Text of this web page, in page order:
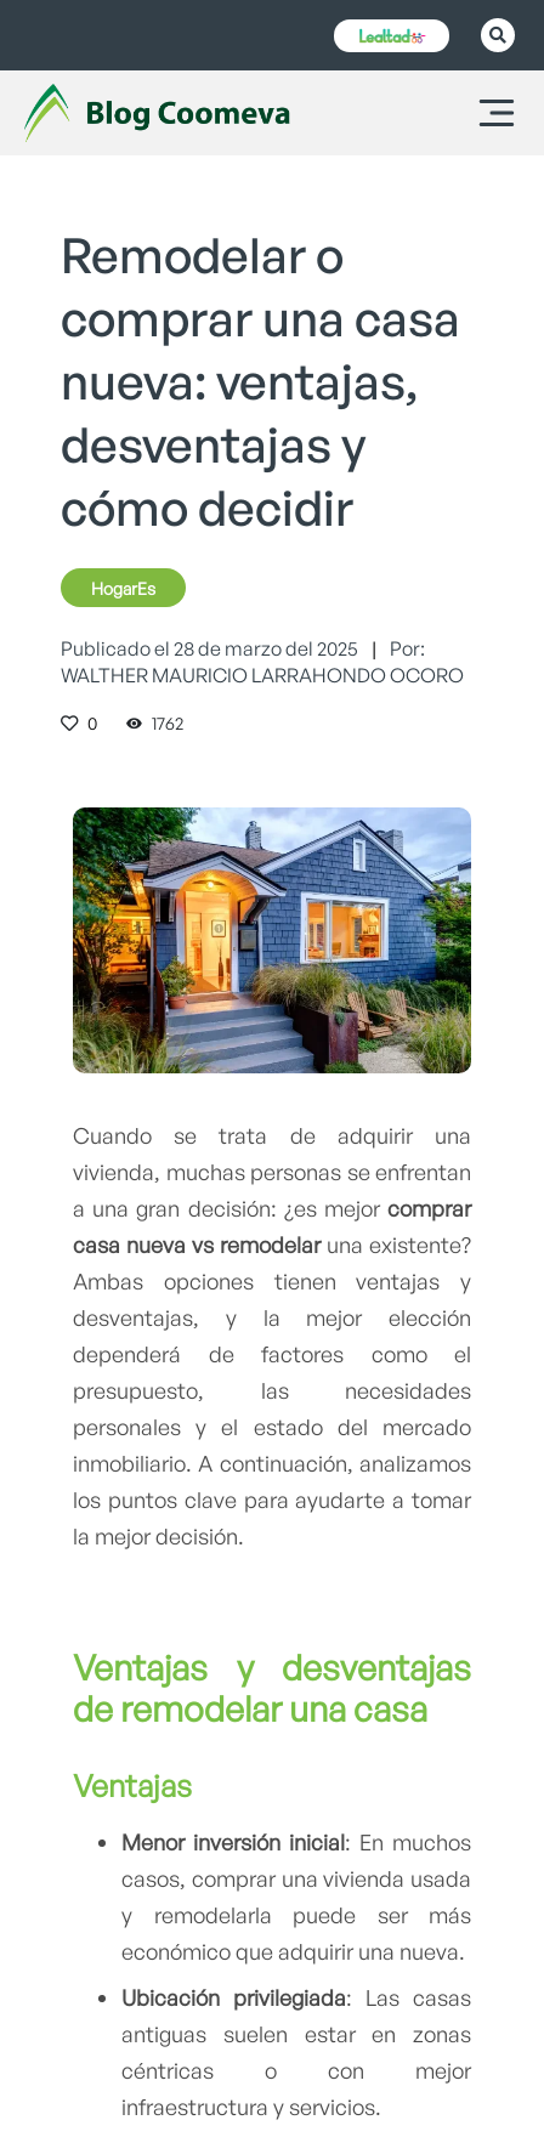
Remodelar o
comprar una casa
nueva: ventajas,
desventajas y
cómo decidir
HogarEs
Publicado el 28 de marzo del 2025 |
Por:
WALTHER MAURICIO LARRAHONDO OCORO
0 1762
Cuando se trata de adquirir una
vivienda, muchas personas se enfrentan
a una gran decisión: ¿es mejor comprar
casa nueva vs remodelaruna existente?
Ambas opciones tienen ventajas y
desventajas, y la mejor elección
dependerá de factores como el
presupuesto, las necesidades
personales y el estado del mercado
inmobiliario. A continuación, analizamos
los puntos clave para ayudarte a tomar
la mejor decisión.
Ventajas y desventajas
de remodelar una casa
Ventajas
Menor inversión inicial: En muchos
casos, comprar una vivienda usada
y remodelarla puede ser más
económico que adquirir una nueva.
Ubicación privilegiada: Las casas
antiguas suelen estar en zonas
céntricas o con mejor
infraestructura y servicios.